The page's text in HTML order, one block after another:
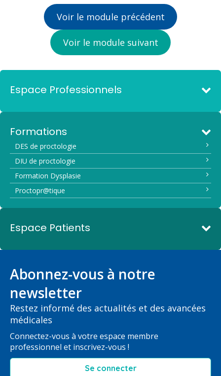
Voir le module précédent
Voir le module suivant
Espace Professionnels
Formations
DES de proctologie
DIU de proctologie
Formation Dysplasie
Proctopr@tique
Espace Patients
Abonnez-vous à notre
newsletter
Restez informé des actualités et des avancées
médicales
Connectez-vous à votre espace membre
professionnel et inscrivez-vous !
Se connecter